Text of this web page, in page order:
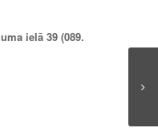
ielā 39 (089.